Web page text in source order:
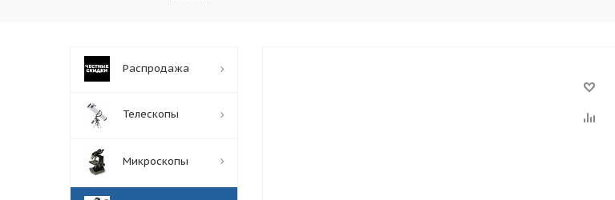
Распродажа
Телескопы
Микроскопы